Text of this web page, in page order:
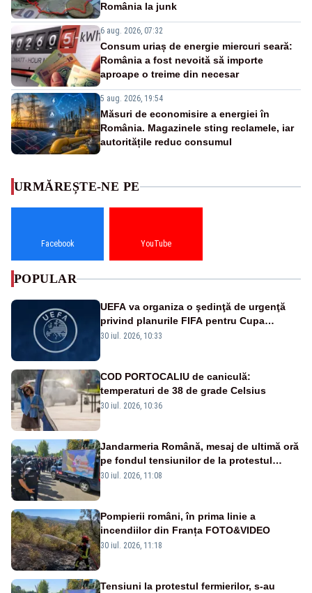
România la junk
6 aug. 2026, 07:32
Consum uriaș de energie miercuri seară:
România a fost nevoită să importe
aproape o treime din necesar
5 aug. 2026, 19:54
Măsuri de economisire a energiei în
România. Magazinele sting reclamele, iar
autoritățile reduc consumul
URMĂREȘTE-NE PE
Facebook YouTube
POPULAR
UEFA va organiza o şedinţă de urgenţă
privind planurile FIFA pentru Cupa
Mondială
30 iul. 2026, 10:33
COD PORTOCALIU de caniculă:
temperaturi de 38 de grade Celsius
30 iul. 2026, 10:36
Jandarmeria Română, mesaj de ultimă oră
pe fondul tensiunilor de la protestul
masiv al fermierilor - VIDEO
30 iul. 2026, 11:08
Pompierii români, în prima linie a
incendiilor din Franța FOTO&VIDEO
30 iul. 2026, 11:18
Tensiuni la protestul fermierilor, s-au